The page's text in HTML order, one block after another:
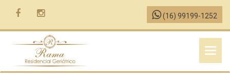
(16) 99199-1252
MENU